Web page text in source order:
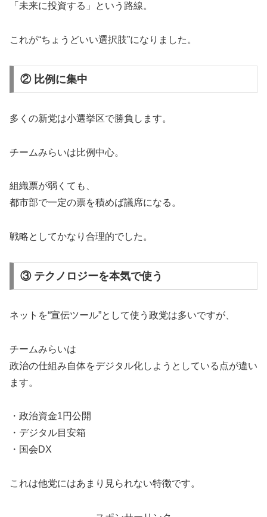
「未来に投資する」という路線。
これが“ちょうどいい選択肢”になりました。
② 比例に集中
多くの新党は小選挙区で勝負します。
チームみらいは比例中心。
組織票が弱くても、
都市部で一定の票を積めば議席になる。
戦略としてかなり合理的でした。
③ テクノロジーを本気で使う
ネットを“宣伝ツール”として使う政党は多いですが、
チームみらいは
政治の仕組み自体をデジタル化しようとしている点が違い
ます。
・政治資金1円公開
・デジタル目安箱
・国会DX
これは他党にはあまり見られない特徴です。